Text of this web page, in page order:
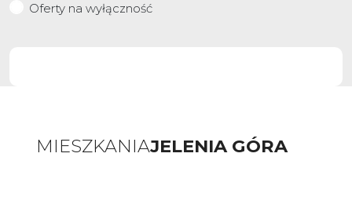
Oferty na wyłączność
MIESZKANIAJELENIA GÓRA